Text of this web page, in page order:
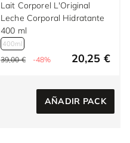
Lait Corporel L'Original
Leche Corporal Hidratante
400 ml
400ml
39,00 € -48% 20,25 €
AÑADIR PACK